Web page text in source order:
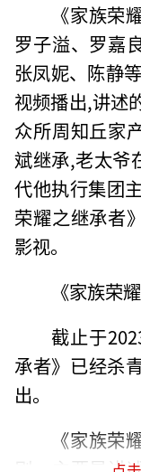
《家族荣
罗子溢、罗嘉
张凤妮、陈静
视频播出,讲述
众所周知丘家
斌继承,老太爷
代他执行集团
荣耀之继承者
影视。
《家族荣
截止于
承者》已经杀
出。
《家族荣